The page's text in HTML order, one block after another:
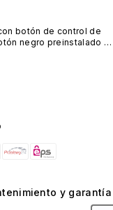
botón de control de
negro preinstalado
y garantía